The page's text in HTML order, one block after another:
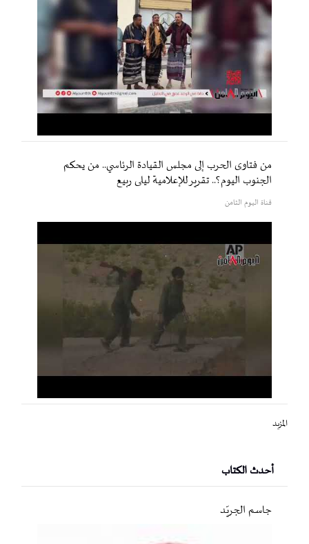
من فتاوى الحرب إلى مجلس القيادة الرئاسي.. من يحكم
الجنوب اليوم؟.. تقرير للإعلامية ليلى ربيع
قناة اليوم الثامن
المزيد
أحدث الكتاب
جاسم الجريّد